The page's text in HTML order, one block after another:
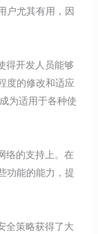
户尤其有用，因
得开发人员能够
度的修改和适应
为适用于各种使
络的支持上。在
功能的能力，提
全策略获得了大